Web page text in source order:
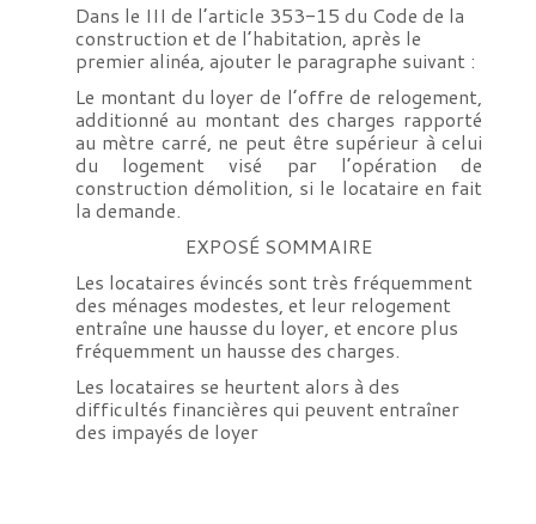
Dans le III de l’article 353-15 du Code de la
construction et de l’habitation, après le
premier alinéa, ajouter le paragraphe suivant :
Le montant du loyer de l’offre de relogement,
additionné au montant des charges rapporté
au mètre carré, ne peut être supérieur à celui
du logement visé par l’opération de
construction démolition, si le locataire en fait
la demande.
EXPOSÉ SOMMAIRE
Les locataires évincés sont très fréquemment
des ménages modestes, et leur relogement
entraîne une hausse du loyer, et encore plus
fréquemment un hausse des charges.
Les locataires se heurtent alors à des
difficultés financières qui peuvent entraîner
des impayés de loyer